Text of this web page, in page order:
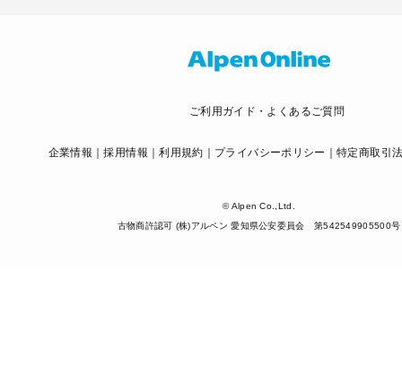
ご利用ガイド・よくあるご質問
企業情報 採用情報 利用規約 プライバシーポリシー 特定商取引
© Alpen Co.,Ltd.
古物商許認可 (株)アルペン 愛知県公安委員会 第542549905500号